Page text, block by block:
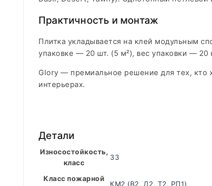
Практичность и монтаж
Плитка укладывается на клей модульным
упаковке — 20 шт. (5 м²), вес упаковки — 20
Glory — премиальное решение для тех, кто
интерьерах.
Детали
Износостойкость,
класс
33
Класс пожарной
КМ2 (В2, Д2, Т2, РП1)